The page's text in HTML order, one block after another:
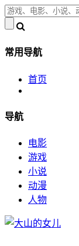
常用导航
首页
导航
电影
游戏
小说
动漫
人物